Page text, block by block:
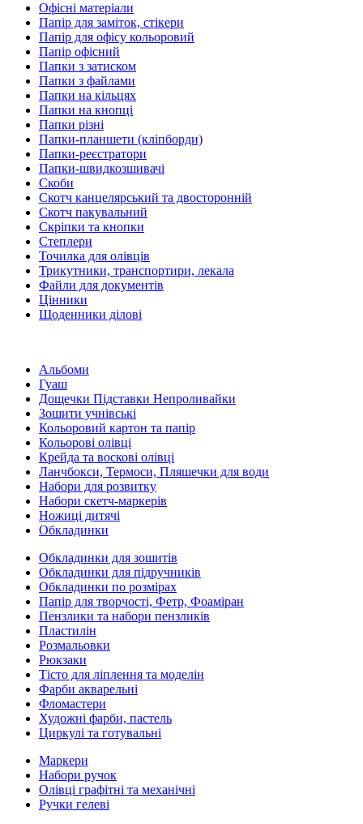
Офісні матеріали
Папір для заміток, стікери
Папір для офісу кольоровий
Папір офісний
Папки з затиском
Папки з файлами
Папки на кільцях
Папки на кнопці
Папки різні
Папки-планшети (кліпборди)
Папки-реєстратори
Папки-швидкозшивачі
Скоби
Скотч канцелярський та двосторонній
Скотч пакувальний
Скріпки та кнопки
Степлери
Точилка для олівців
Трикутники, транспортири, лекала
Файли для документів
Цінники
Щоденники ділові
Альбоми
Гуаш
Дощечки Підставки Непроливайки
Зошити учнівські
Кольоровий картон та папір
Кольорові олівці
Крейда та воскові олівці
Ланчбокси, Термоси, Пляшечки для води
Набори для розвитку
Набори скетч-маркерів
Ножиці дитячі
Обкладинки
Обкладинки для зошитів
Обкладинки для підручників
Обкладинки по розмірах
Папір для творчості, Фетр, Фоаміран
Пензлики та набори пензликів
Пластилін
Розмальовки
Рюкзаки
Тісто для ліплення та моделін
Фарби акварельні
Фломастери
Художні фарби, пастель
Циркулі та готувальні
Маркери
Набори ручок
Олівці графітні та механічні
Ручки гелеві